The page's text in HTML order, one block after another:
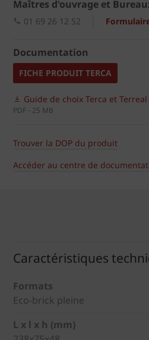
Maîtres d'ouvrage et
01 69 26 12 52
Documentation
FICHE PRODUIT TERCA
Guide de choix Terca et Terreal
PDF - 25 MB
Trouver la DOP du produit
Accéder au centre de
Caractéristiques
Formats
Eco-brick pleine
L x l x h (mm)